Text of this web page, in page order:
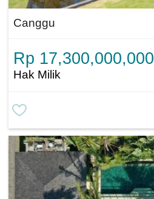
Canggu
Rp 17,300,000,000
Hak Milik